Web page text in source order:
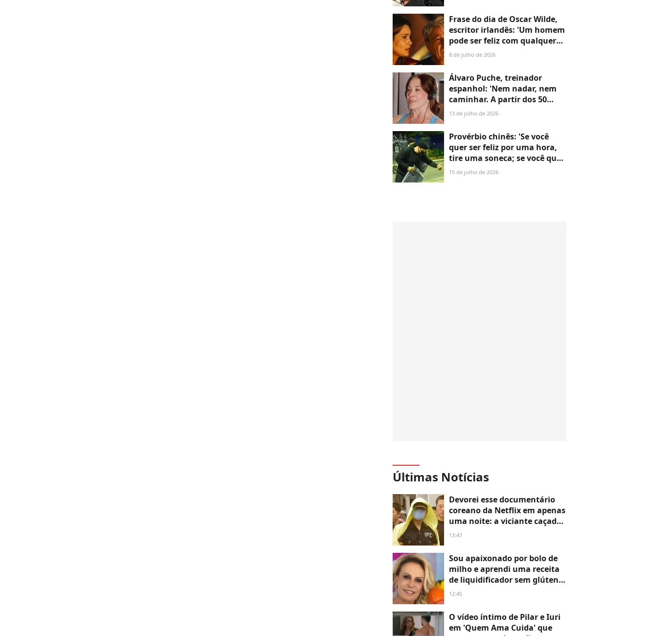
opiniões'
Frase do dia de Oscar Wilde,
escritor irlandês: 'Um homem
pode ser feliz com qualquer
mulher, desde que não a ame'
8 de julho de 2026
Álvaro Puche, treinador
espanhol: 'Nem nadar, nem
caminhar. A partir dos 50
anos, é absolutamente
13 de julho de 2026
Provérbio chinês: 'Se você
quer ser feliz por uma hora,
tire uma soneca; se você quer
ser feliz para o resto da vida,
15 de julho de 2026
Últimas Notícias
Devorei esse documentário
coreano da Netflix em apenas
uma noite: a viciante caçada
a um serial killer que
anos 2000
13:47
Sou apaixonado por bolo de
milho e aprendi uma receita
de liquidificador sem glúten e
cremosa com Ana Maria
ingredientes
12:45
O vídeo íntimo de Pilar e Iuri
em 'Quem Ama Cuida' que